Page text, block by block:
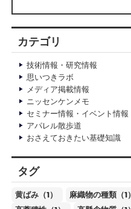
カテゴリ
技術情報・研究情報
思いつきラボ
メディア掲載情報
ニッセンケンメモ
セミナー情報・イベント情報
アパレル散歩道
おさえておきたい基礎知識
タグ
黄ばみ（1） 麻織物の種類（1）